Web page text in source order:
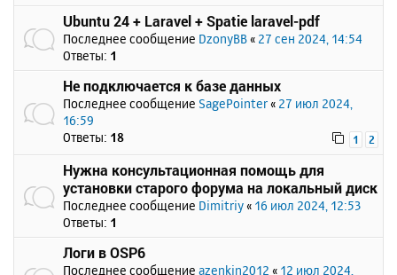
Ubuntu 24 + Laravel + Spatie laravel-pdf
Последнее сообщение DzonyBB « 27 сен 2024, 14:54
Ответы: 1
Не подключается к базе данных
Последнее сообщение SagePointer « 27 июл 2024,
16:59
Ответы: 18 1 2
Нужна консультационная помощь для
установки старого форума на локальный диск
Последнее сообщение Dimitriy « 16 июл 2024, 12:53
Ответы: 1
Логи в OSP6
Последнее сообщение azenkin2012 « 12 июл 2024,